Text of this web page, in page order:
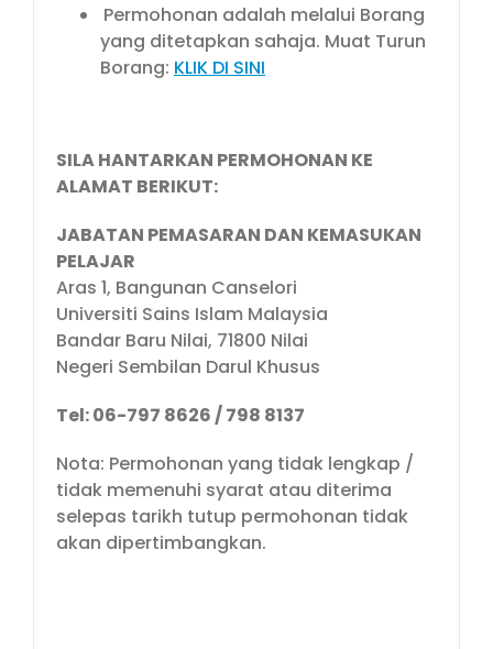
Permohonan adalah melalui Borang
yang ditetapkan sahaja. Muat Turun
Borang: KLIK DI SINI
SILA HANTARKAN PERMOHONAN KE
ALAMAT BERIKUT:
JABATAN PEMASARAN DAN KEMASUKAN
PELAJAR
Aras 1, Bangunan Canselori
Universiti Sains Islam Malaysia
Bandar Baru Nilai, 71800 Nilai
Negeri Sembilan Darul Khusus
Tel: 06-797 8626 / 798 8137
Nota: Permohonan yang tidak lengkap /
tidak memenuhi syarat atau diterima
selepas tarikh tutup permohonan tidak
akan dipertimbangkan.